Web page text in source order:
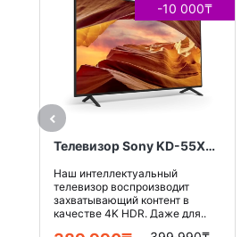
-10 000₸
Телевизор Sony KD-55X75WL
Наш интеллектуальный
телевизор воспроизводит
захватывающий контент в
качестве 4K HDR. Даже для..